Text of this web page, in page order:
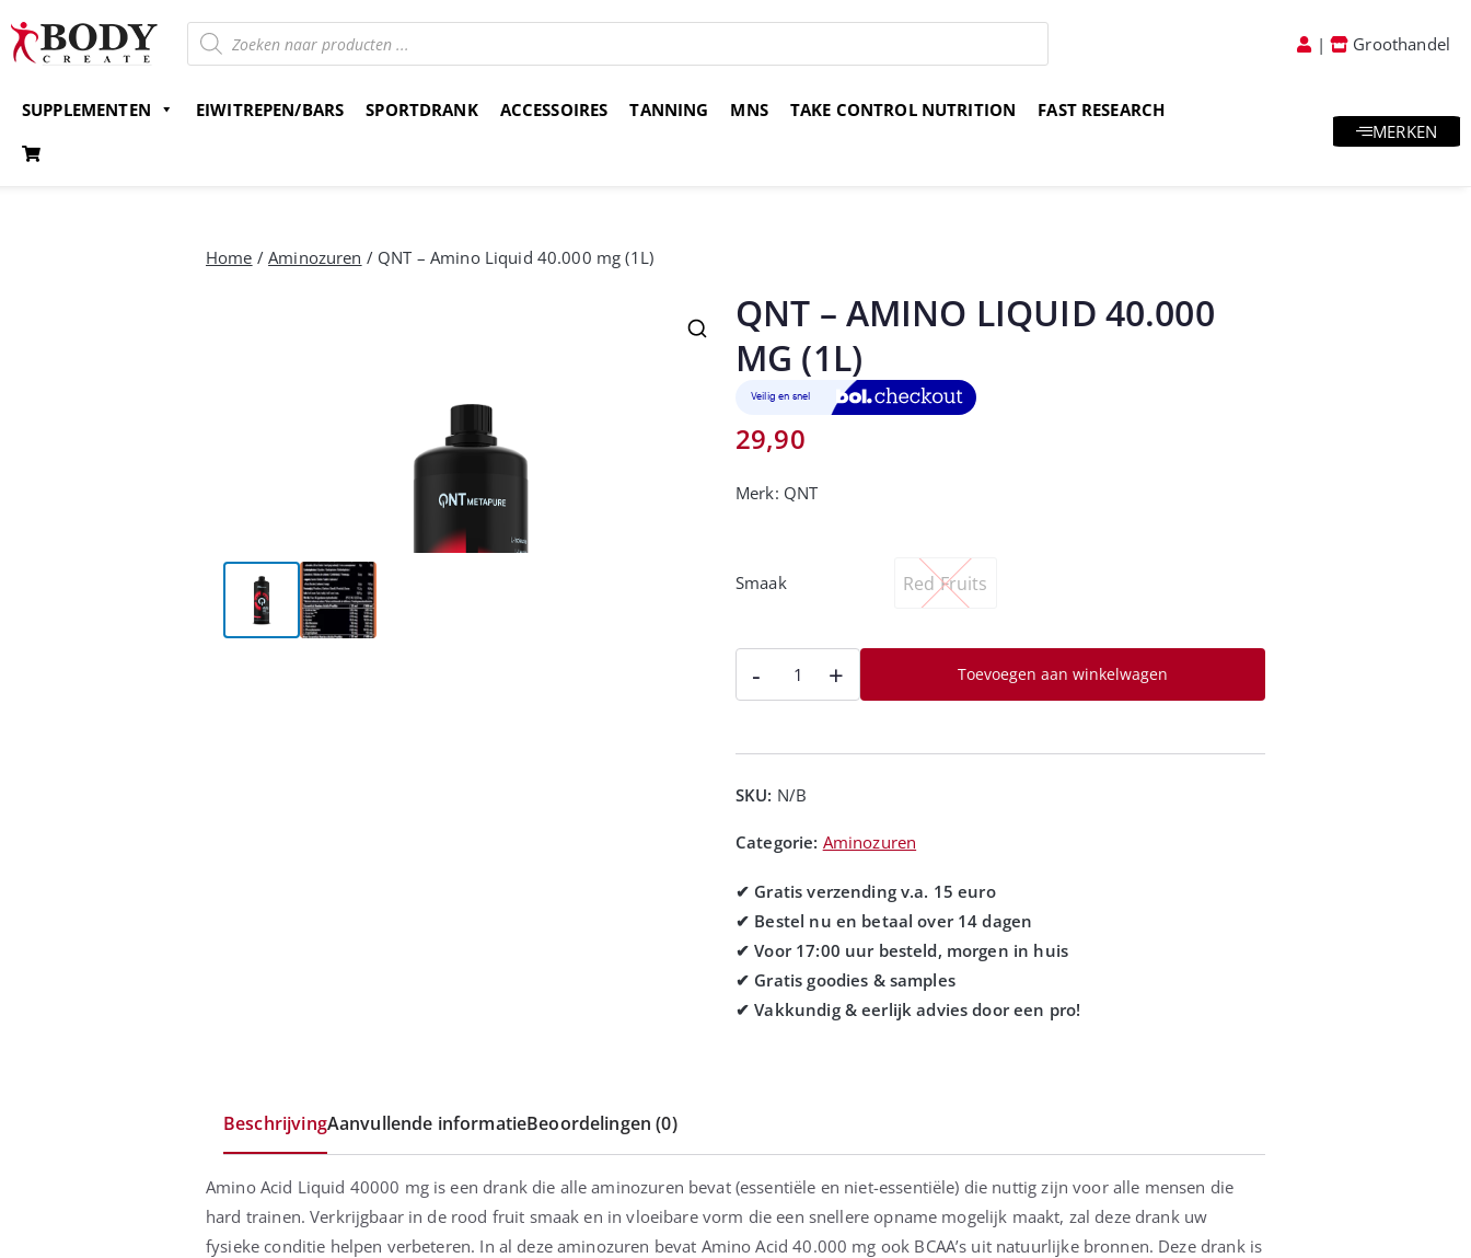
| Groothandel
SUPPLEMENTEN EIWITREPEN/BARS SPORTDRANK ACCESSOIRES TANNING MNS TAKE CONTROL NUTRITION
FAST RESEARCH
MERKEN
Home /Aminozuren / QNT – Amino Liquid 40.000 mg (1L)
QNT – AMINO LIQUID 40.000
MG (1L)
29,90
Merk: QNT
Smaak Red Fruits
- + Toevoegen aan winkelwagen
SKU: N/B
Categorie: Aminozuren
BeschrijvingAanvullende informatieBeoordelingen (0)
Amino Acid Liquid 40000 mg is een drank die alle aminozuren bevat (essentiële en niet-essentiële) die nuttig zijn voor alle mensen die
hard trainen. Verkrijgbaar in de rood fruit smaak en in vloeibare vorm die een snellere opname mogelijk maakt, zal deze drank uw
fysieke conditie helpen verbeteren. In al deze aminozuren bevat Amino Acid 40.000 mg ook BCAA’s uit natuurlijke bronnen. Deze drank is